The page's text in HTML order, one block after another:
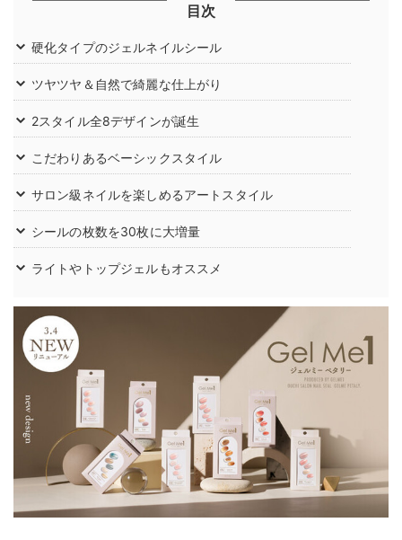
目次
硬化タイプのジェルネイルシール
ツヤツヤ＆自然で綺麗な仕上がり
2スタイル全8デザインが誕生
こだわりあるベーシックスタイル
サロン級ネイルを楽しめるアートスタイル
シールの枚数を30枚に大増量
ライトやトップジェルもオススメ